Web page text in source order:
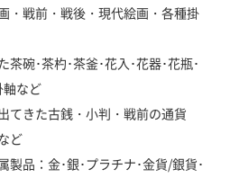
・戦前・戦後・現代絵画・各種掛
茶碗･茶杓･茶釜･花入･花器･花瓶･
軸など
てきた古銭・小判・戦前の通貨
ど
製品：金･銀･プラチナ･金貨/銀貨･